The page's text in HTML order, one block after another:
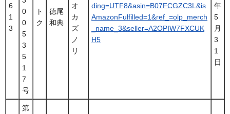
6
1
3
0
0
5
3
5
1
7
号
ト
ク
德尾
和典
オ
カ
ズ
ノ
リ
ding=UTF8&asin=B07FCGZC3L&is
AmazonFulfilled=1&ref_=olp_merch
_name_3&seller=A2OPIW7FXCUK
H5
年
5
月
3
1
日
第